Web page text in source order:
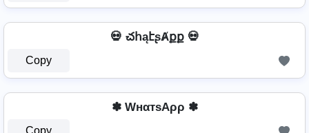
💀 చհąէʂȺքք 💀
Copy
✽ WнαтѕAρρ ✽
Copy